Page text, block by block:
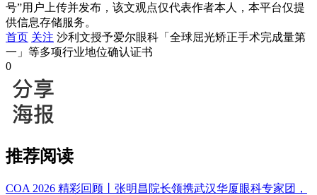
号”用户上传并发布，该文观点仅代表作者本人，本平台仅提
供信息存储服务。
首页 关注 沙利文授予爱尔眼科「全球屈光矫正手术完成量第
一」等多项行业地位确认证书
0
推荐阅读
COA 2026 精彩回顾丨张明昌院长领携武汉华厦眼科专家团，